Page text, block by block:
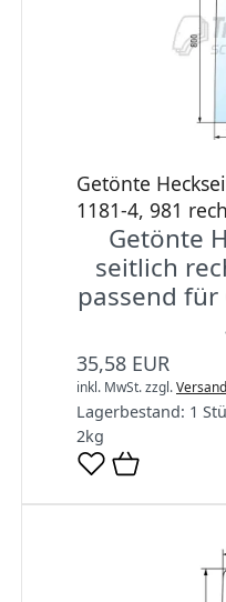
Getönte
1181-4, 981
Getönte
seitlich
passend für
35,58 EUR
inkl. MwSt.zzgl.Versand
Lagerbestand: 1
2kg